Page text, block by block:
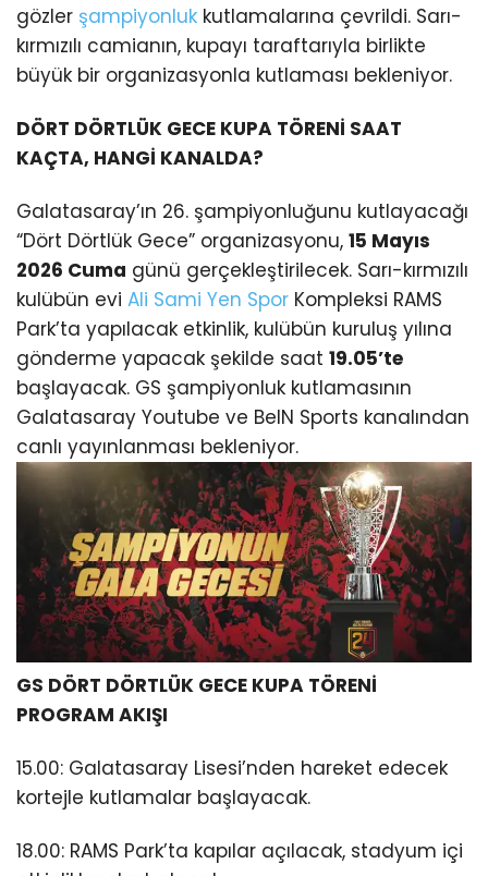
gözler şampiyonluk kutlamalarına çevrildi. Sarı-
kırmızılı camianın, kupayı taraftarıyla birlikte
büyük bir organizasyonla kutlaması bekleniyor.
DÖRT DÖRTLÜK GECE KUPA TÖRENİ SAAT
KAÇTA, HANGİ KANALDA?
Galatasaray’ın 26. şampiyonluğunu kutlayacağı
“Dört Dörtlük Gece” organizasyonu, 15 Mayıs
2026 Cuma günü gerçekleştirilecek. Sarı-kırmızılı
kulübün evi Ali Sami Yen Spor Kompleksi RAMS
Park’ta yapılacak etkinlik, kulübün kuruluş yılına
gönderme yapacak şekilde saat 19.05’te
başlayacak. GS şampiyonluk kutlamasının
Galatasaray Youtube ve BeIN Sports kanalından
canlı yayınlanması bekleniyor.
GS DÖRT DÖRTLÜK GECE KUPA TÖRENİ
PROGRAM AKIŞI
15.00: Galatasaray Lisesi’nden hareket edecek
kortejle kutlamalar başlayacak.
18.00: RAMS Park’ta kapılar açılacak, stadyum içi